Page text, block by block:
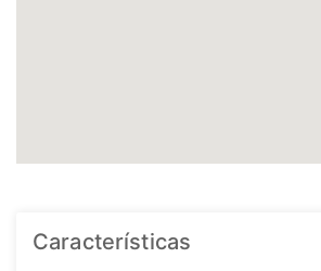
Características